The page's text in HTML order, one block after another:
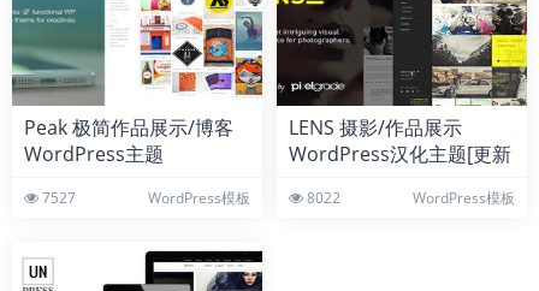
Peak 极简作品展示/博客
WordPress主题
7527 WordPress模板
LENS 摄影/作品展示
WordPress汉化主题[更新
8022 WordPress模板